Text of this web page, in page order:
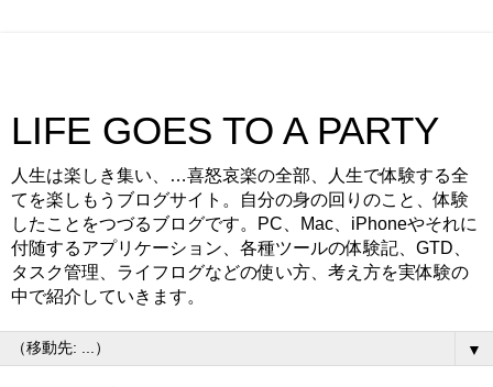
LIFE GOES TO A PARTY
人生は楽しき集い、…喜怒哀楽の全部、人生で体験する全
てを楽しもうブログサイト。自分の身の回りのこと、体験
したことをつづるブログです。PC、Mac、iPhoneやそれに
付随するアプリケーション、各種ツールの体験記、GTD、
タスク管理、ライフログなどの使い方、考え方を実体験の
中で紹介していきます。
▼